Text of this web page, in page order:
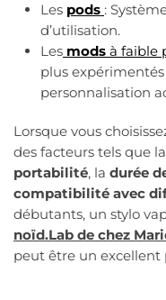
Les pods :
d’utilisation.
Les mods à faible
plus
personnalisation
Lorsque vous
des facteurs tels que la
portabilité, la durée
compatibilité avec
débutants, un stylo
noïd.Lab de chez
peut être un excellent